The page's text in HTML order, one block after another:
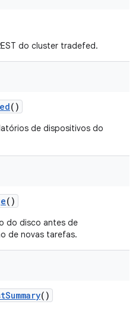
do cluster tradefed.
()
de dispositivos do
()
do disco antes de
de novas tarefas.
Summary()